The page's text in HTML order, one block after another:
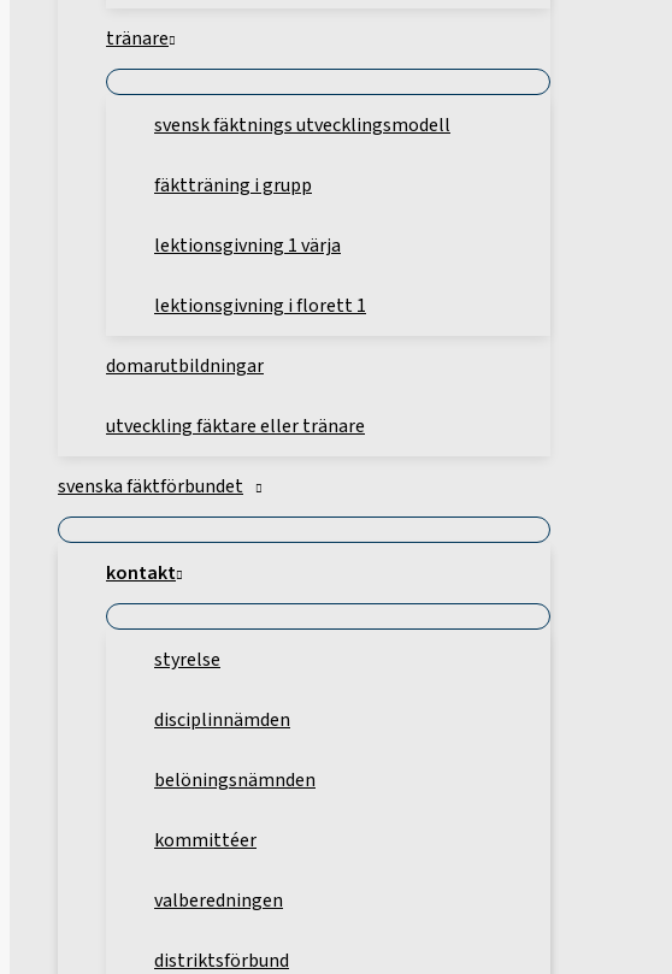
tränare
svensk fäktnings utvecklingsmodell
fäktträning i grupp
lektionsgivning 1 värja
lektionsgivning i florett 1
domarutbildningar
utveckling fäktare eller tränare
svenska fäktförbundet
kontakt
styrelse
disciplinnämden
belöningsnämnden
kommittéer
valberedningen
distriktsförbund